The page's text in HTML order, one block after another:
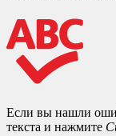
Если вы нашли
текста и нажмите